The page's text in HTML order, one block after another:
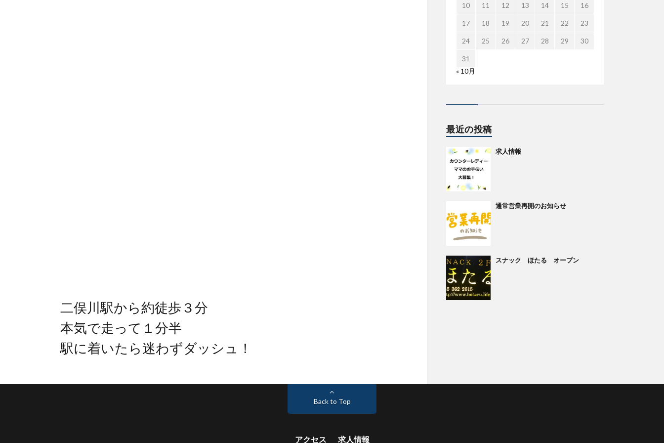
二俣川駅から約徒歩３分
本気で走って１分半
駅に着いたら迷わずダッシュ！
10 11 12 13 14 15 16
17 18 19 20 21 22 23
24 25 26 27 28 29 30
31
« 10月
最近の投稿
求人情報
通常営業再開のお知らせ
スナック ほたる オープン
Back to Top
アクセス 求人情報